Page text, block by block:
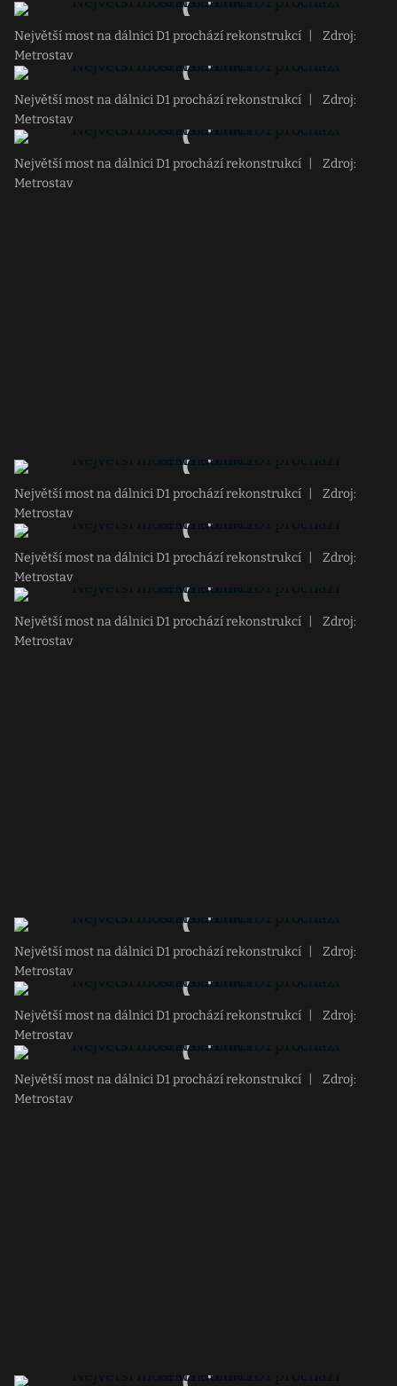
Největší most na dálnici D1 prochází rekonstrukcí
Zdroj:
Metrostav
Největší most na dálnici D1 prochází rekonstrukcí
Zdroj:
Metrostav
Největší most na dálnici D1 prochází rekonstrukcí
Zdroj:
Metrostav
Největší most na dálnici D1 prochází rekonstrukcí
Zdroj:
Metrostav
Největší most na dálnici D1 prochází rekonstrukcí
Zdroj:
Metrostav
Největší most na dálnici D1 prochází rekonstrukcí
Zdroj:
Metrostav
Největší most na dálnici D1 prochází rekonstrukcí
Zdroj:
Metrostav
Největší most na dálnici D1 prochází rekonstrukcí
Zdroj:
Metrostav
Největší most na dálnici D1 prochází rekonstrukcí
Zdroj:
Metrostav